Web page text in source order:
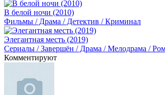
В белой ночи (2010)
Фильмы / Драма / Детектив / Криминал
Элегантная месть (2019)
Сериалы / Завершён / Драма / Мелодрама /
Комментируют